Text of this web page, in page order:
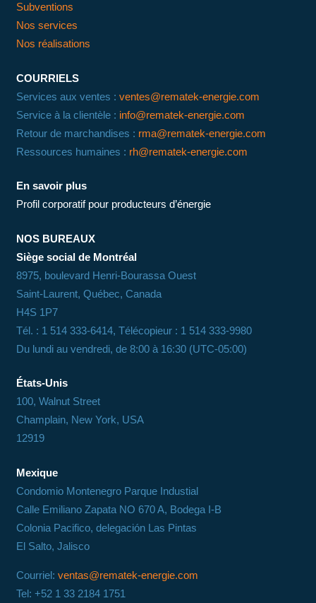
Subventions
Nos services
Nos réalisations
COURRIELS
Services aux ventes : ventes@rematek-energie.com
Service à la clientèle : info@rematek-energie.com
Retour de marchandises : rma@rematek-energie.com
Ressources humaines : rh@rematek-energie.com
En savoir plus
Profil corporatif pour producteurs d’énergie
NOS BUREAUX
Siège social de Montréal
8975, boulevard Henri-Bourassa Ouest
Saint-Laurent, Québec, Canada
H4S 1P7
Tél. : 1 514 333-6414, Télécopieur : 1 514 333-9980
Du lundi au vendredi, de 8:00 à 16:30 (UTC-05:00)
États-Unis
100, Walnut Street
Champlain, New York, USA
12919
Mexique
Condomio Montenegro Parque Industial
Calle Emiliano Zapata NO 670 A, Bodega I-B
Colonia Pacifico, delegación Las Pintas
El Salto, Jalisco
Courriel: ventas@rematek-energie.com
Tel: +52 1 33 2184 1751